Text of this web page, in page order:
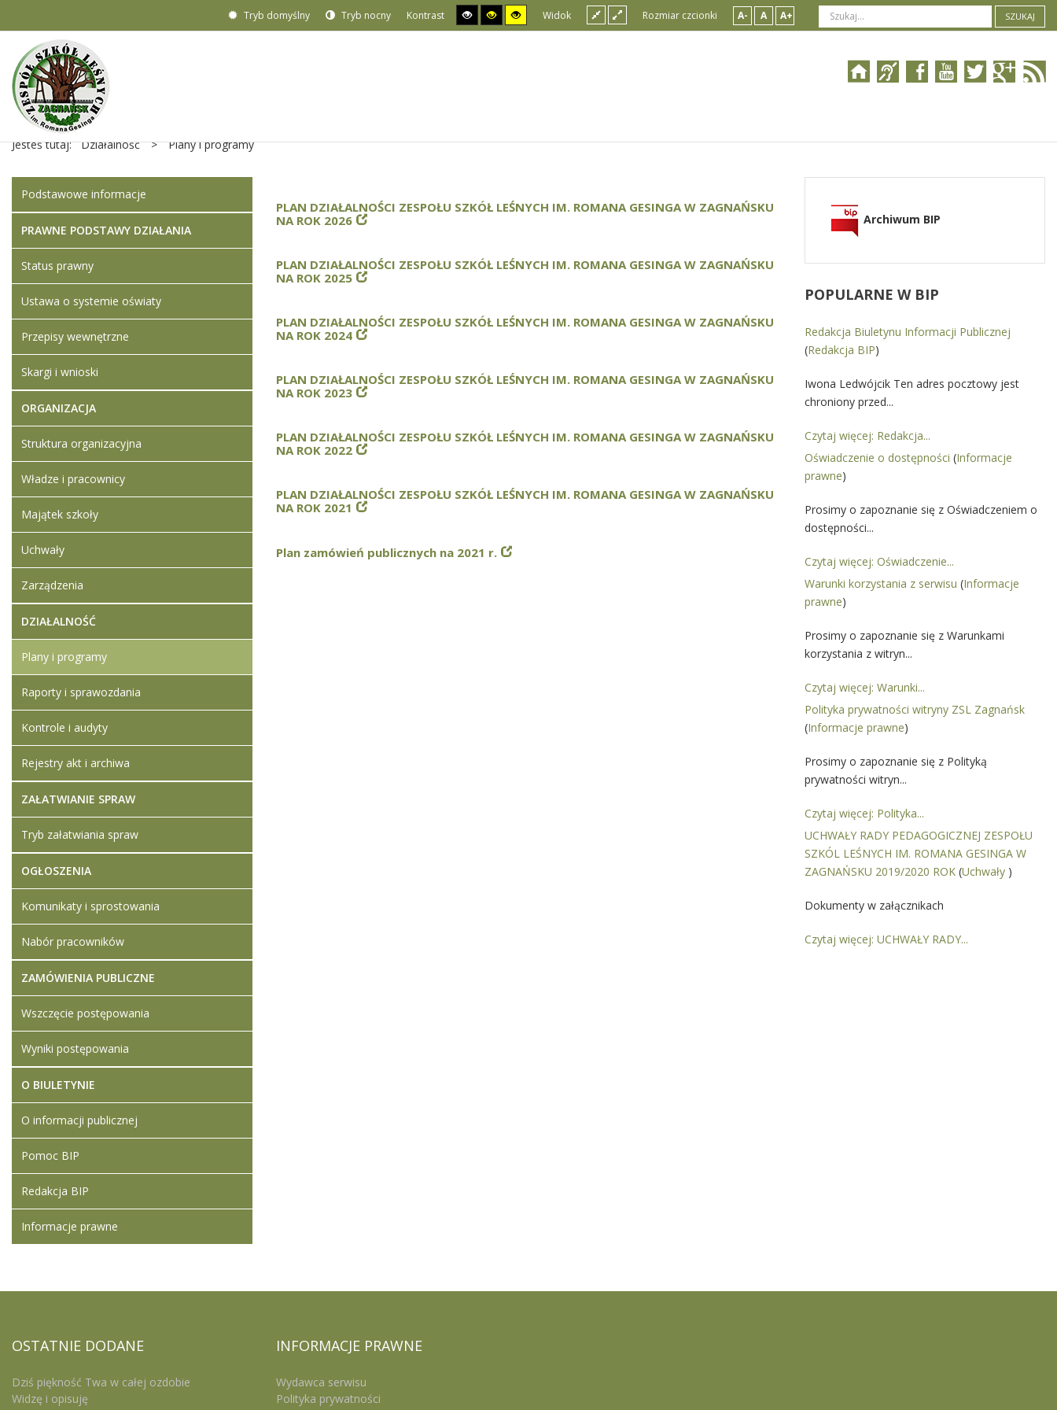
Tryb domyślny Tryb nocny Kontrast Widok Rozmiar czcionki A- A A+ SZUKAJ
Jesteś tutaj: Działalność > Plany i programy
PLAN DZIAŁALNOŚCI ZESPOŁU SZKÓŁ LEŚNYCH IM. ROMANA GESINGA W ZAGNAŃSKU
NA ROK 2026
PLAN DZIAŁALNOŚCI ZESPOŁU SZKÓŁ LEŚNYCH IM. ROMANA GESINGA W ZAGNAŃSKU
NA ROK 2025
PLAN DZIAŁALNOŚCI ZESPOŁU SZKÓŁ LEŚNYCH IM. ROMANA GESINGA W ZAGNAŃSKU
NA ROK 2024
PLAN DZIAŁALNOŚCI ZESPOŁU SZKÓŁ LEŚNYCH IM. ROMANA GESINGA W ZAGNAŃSKU
NA ROK 2023
PLAN DZIAŁALNOŚCI ZESPOŁU SZKÓŁ LEŚNYCH IM. ROMANA GESINGA W ZAGNAŃSKU
NA ROK 2022
PLAN DZIAŁALNOŚCI ZESPOŁU SZKÓŁ LEŚNYCH IM. ROMANA GESINGA W ZAGNAŃSKU
NA ROK 2021
Plan zamówień publicznych na 2021 r.
Podstawowe informacje
PRAWNE PODSTAWY DZIAŁANIA
Status prawny
Ustawa o systemie oświaty
Przepisy wewnętrzne
Skargi i wnioski
ORGANIZACJA
Struktura organizacyjna
Władze i pracownicy
Majątek szkoły
Uchwały
Zarządzenia
DZIAŁALNOŚĆ
Plany i programy
Raporty i sprawozdania
Kontrole i audyty
Rejestry akt i archiwa
ZAŁATWIANIE SPRAW
Tryb załatwiania spraw
OGŁOSZENIA
Komunikaty i sprostowania
Nabór pracowników
ZAMÓWIENIA PUBLICZNE
Wszczęcie postępowania
Wyniki postępowania
O BIULETYNIE
O informacji publicznej
Pomoc BIP
Redakcja BIP
Informacje prawne
Archiwum BIP
POPULARNE W BIP
Redakcja Biuletynu Informacji Publicznej
(Redakcja BIP)
Iwona Ledwójcik Ten adres pocztowy jest
chroniony przed...
Czytaj więcej: Redakcja...
Oświadczenie o dostępności (Informacje
prawne)
Prosimy o zapoznanie się z Oświadczeniem o
dostępności...
Czytaj więcej: Oświadczenie...
Warunki korzystania z serwisu (Informacje
prawne)
Prosimy o zapoznanie się z Warunkami
korzystania z witryn...
Czytaj więcej: Warunki...
Polityka prywatności witryny ZSL Zagnańsk
(Informacje prawne)
Prosimy o zapoznanie się z Polityką
prywatności witryn...
Czytaj więcej: Polityka...
UCHWAŁY RADY PEDAGOGICZNEJ ZESPOŁU
SZKÓL LEŚNYCH IM. ROMANA GESINGA W
ZAGNAŃSKU 2019/2020 ROK (Uchwały )
Dokumenty w załącznikach
Czytaj więcej: UCHWAŁY RADY...
OSTATNIE DODANE
Dziś piękność Twa w całej ozdobie
Widzę i opisuję
INFORMACJE PRAWNE
Wydawca serwisu
Polityka prywatności